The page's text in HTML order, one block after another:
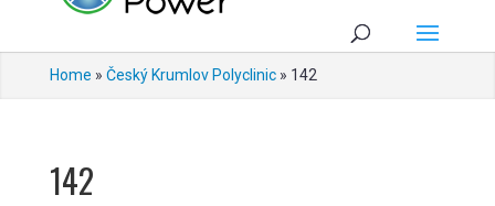
Home » Český Krumlov Polyclinic» 142
142